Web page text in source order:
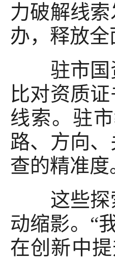
力破解线
办，释放
驻市国资
比对资质
线索。驻
路、方向
查的精准度
这些探索
动缩影。“
在创新中